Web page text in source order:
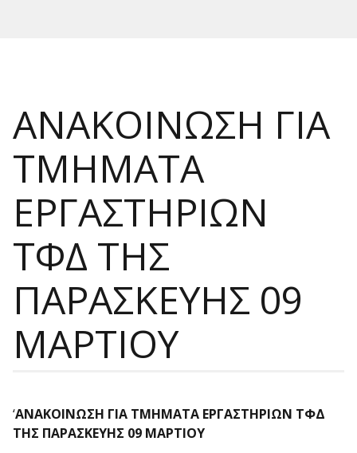
ΑΝΑΚΟΙΝΩΣΗ ΓΙΑ
ΤΜΗΜΑΤΑ
ΕΡΓΑΣΤΗΡΙΩΝ
ΤΦΔ ΤΗΣ
ΠΑΡΑΣΚΕΥΗΣ 09
ΜΑΡΤΙΟΥ
‘ΑΝΑΚΟΙΝΩΣΗ ΓΙΑ ΤΜΗΜΑΤΑ ΕΡΓΑΣΤΗΡΙΩΝ ΤΦΔ
ΤΗΣ ΠΑΡΑΣΚΕΥΗΣ 09 ΜΑΡΤΙΟΥ